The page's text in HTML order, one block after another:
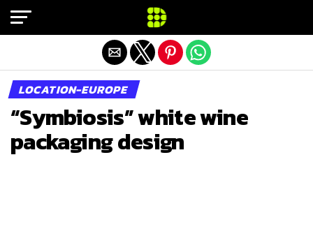
LOCATION-EUROPE
“Symbiosis” white wine
packaging design
Exit mobile version